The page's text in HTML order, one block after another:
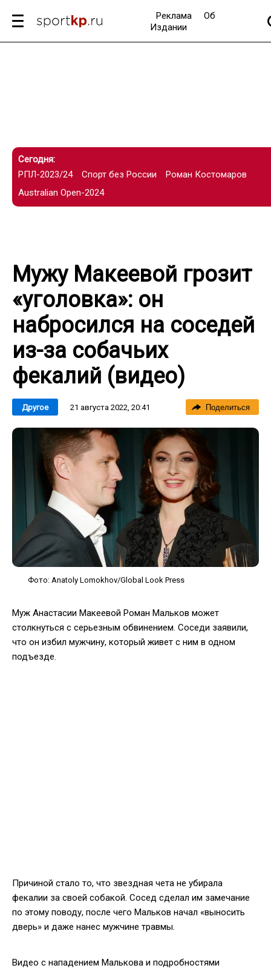
Реклама
Об
Издании
Сегодня:
РПЛ-2023/24
Спорт без России
Роман Костомаров
Australian Open-2024
Мужу Макеевой грозит
«уголовка»: он
набросился на соседей
из-за собачьих
фекалий (видео)
Другое 21 августа 2022, 20:41 Поделиться
Фото: Anatoly Lomokhov/Global Look Press
Муж Анастасии Макеевой Роман Мальков может
столкнуться с серьезным обвинением. Соседи заявили,
что он избил мужчину, который живет с ним в одном
подъезде.
Причиной стало то, что звездная чета не убирала
фекалии за своей собакой. Сосед сделал им замечание
по этому поводу, после чего Мальков начал «выносить
дверь» и даже нанес мужчине травмы.
Видео с нападением Малькова и подробностями